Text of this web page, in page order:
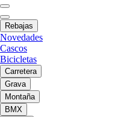
Rebajas
Novedades
Cascos
Bicicletas
Carretera
Grava
Montaña
BMX